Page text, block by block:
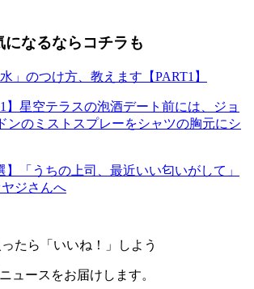
になるならコチラも
」のつけ方、教えます【PART1】
】星空テラスの泡酒デート前には、ジョ
ンのミストスプレーをシャツの胸元にシ
】「うちの上司、最近いい匂いがして」
ジさんへ
たら「いいね！」しよう
ュースをお届けします。